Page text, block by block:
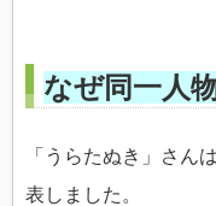
なぜ同一人
「うらたぬき」さ
表しました。